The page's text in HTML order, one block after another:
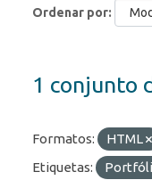
Ordenar por
1 conjunto
Formatos: HTML
Etiquetas: